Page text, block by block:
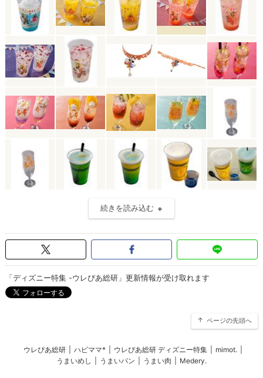
続きを読み込む
「ディズニー特集 -ウレぴあ総研」更新情報が受け取れます
ページの先頭へ
ウレぴあ総研 ハピママ* ウレぴあ総研 ディズニー特集 mimot.
うまいめし
うまいパン うまい肉 Medery.